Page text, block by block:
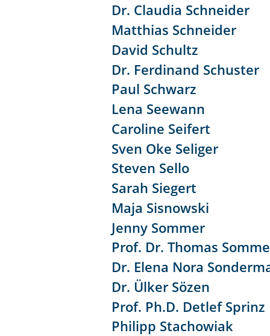
Dr. Claudia Schneider
Matthias Schneider
David Schultz
Dr. Ferdinand Schuster
Paul Schwarz
Lena Seewann
Caroline Seifert
Sven Oke Seliger
Steven Sello
Sarah Siegert
Maja Sisnowski
Jenny Sommer
Prof. Dr. Thomas
Dr. Elena Nora
Dr. Ülker Sözen
Prof. Ph.D. Detlef Sprinz
Philipp Stachowiak